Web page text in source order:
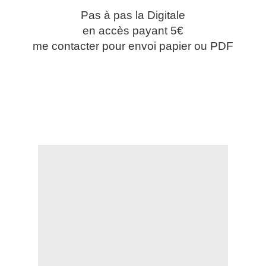
Pas à pas la Digitale
en accès payant 5€
me contacter pour envoi papier ou PDF